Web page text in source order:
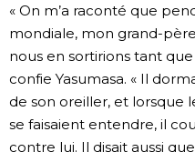
« On m’a raconté que
mondiale, mon grand-
nous en sortirions tant
confie Yasumasa. « Il
de son oreiller, et lorsque
se faisaient entendre, il
contre lui. Il disait aussi